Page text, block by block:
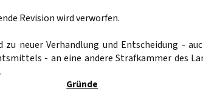
Revision wird verworfen.
zu neuer Verhandlung und Entscheidung -
- an eine andere Strafkammer des
Gründe